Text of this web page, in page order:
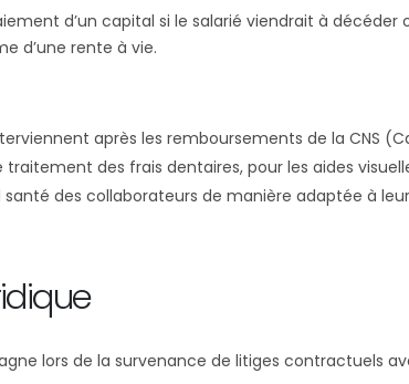
d’un capital si le salarié viendrait à décéder
d’une rente à vie.
après les remboursements de la CNS
des frais dentaires, pour les aides
des collaborateurs de manière adaptée à
lors de la survenance de litiges contractuels